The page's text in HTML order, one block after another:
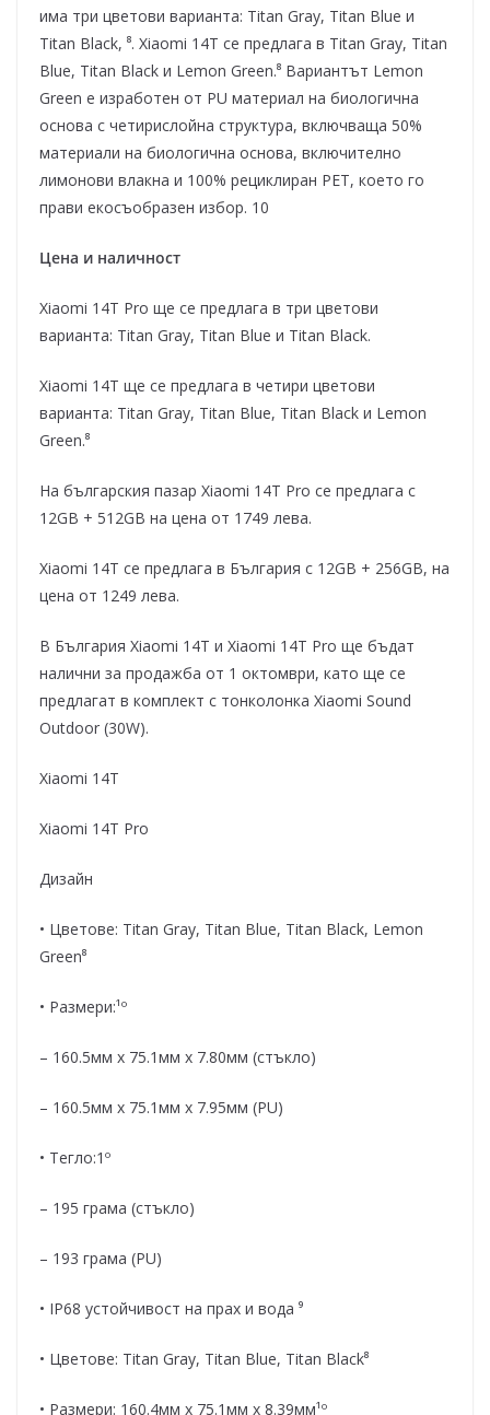
има три цветови варианта: Titan Gray, Titan Blue и
Titan Black, ⁸. Xiaomi 14T се предлага в Titan Gray, Titan
Blue, Titan Black и Lemon Green.⁸ Вариантът Lemon
Green е изработен от PU материал на биологична
основа с четирислойна структура, включваща 50%
материали на биологична основа, включително
лимонови влакна и 100% рециклиран PET, което го
прави екосъобразен избор. 10
Цена и наличност
Xiaomi 14T Pro ще се предлага в три цветови
варианта: Titan Gray, Titan Blue и Titan Black.
Xiaomi 14T ще се предлага в четири цветови
варианта: Titan Gray, Titan Blue, Titan Black и Lemon
Green.⁸
На българския пазар Xiaomi 14T Pro се предлага с
12GB + 512GB на цена от 1749 лева.
Xiaomi 14T се предлага в България с 12GB + 256GB, на
цена от 1249 лева.
В България Xiaomi 14T и Xiaomi 14T Pro ще бъдат
налични за продажба от 1 октомври, като ще се
предлагат в комплект с тонколонка Xiaomi Sound
Outdoor (30W).
Xiaomi 14T
Xiaomi 14T Pro
Дизайн
• Цветове: Titan Gray, Titan Blue, Titan Black, Lemon
Green⁸
• Размери:¹º
– 160.5мм x 75.1мм x 7.80мм (стъкло)
– 160.5мм x 75.1мм x 7.95мм (PU)
• Тегло:1º
– 195 грама (стъкло)
– 193 грама (PU)
• IP68 устойчивост на прах и вода ⁹
• Цветове: Titan Gray, Titan Blue, Titan Black⁸
• Размери: 160.4мм x 75.1мм x 8.39мм¹º